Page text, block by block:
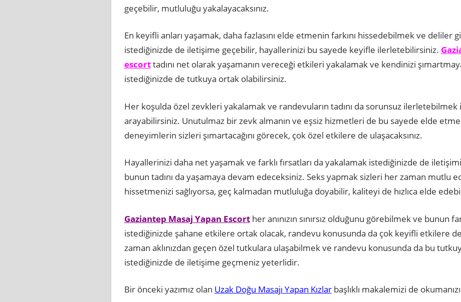
geçebilir, mutluluğu yakalayacaksınız.
En keyifli anları yaşamak, daha fazlasını elde etmenin farkını hissedebilmek ve deliler
istediğinizde de iletişime geçebilir, hayallerinizi bu sayede keyifle ilerletebilirsiniz.
escorttadını net olarak yaşamanın vereceği etkileri yakalamak ve kendinizi
istediğinizde de tutkuya ortak olabilirsiniz.
Her koşulda özel zevkleri yakalamak ve randevuların tadını da sorunsuz
arayabilirsiniz. Unutulmaz bir zevk almanın ve eşsiz hizmetleri de bu sayede elde
deneyimlerin sizleri şımartacağını görecek, çok özel etkilere de ulaşacaksınız.
Hayallerinizi daha net yaşamak ve farklı fırsatları da yakalamak istediğinizde de
bunun tadını da yaşamaya devam edeceksiniz. Seks yapmak sizleri her zaman mutlu
hissetmenizi sağlıyorsa, geç kalmadan mutluluğa doyabilir, kaliteyi de hızlıca elde
Gaziantep Masaj Yapan Escorther anınızın sınırsız olduğunu görebilmek ve bunun
istediğinizde şahane etkilere ortak olacak, randevu konusunda da çok keyifli etkilere de
zaman aklınızdan geçen özel tutkulara ulaşabilmek ve randevu konusunda da bu
istediğinizde de iletişime geçmeniz yeterlidir.
Bir önceki yazımız olan Uzak Doğu Masajı Yapan Kızlarbaşlıklı makalemizi de